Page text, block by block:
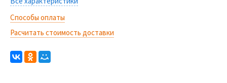
Способы оплаты
Расчитать стоимость доставки